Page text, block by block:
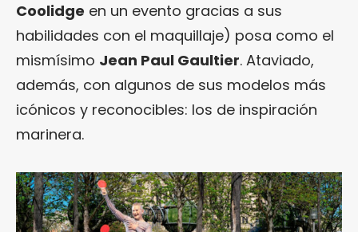
Coolidge en un evento gracias a sus
habilidades con el maquillaje) posa como el
mismísimo Jean Paul Gaultier. Ataviado,
además, con algunos de sus modelos más
icónicos y reconocibles: los de inspiración
marinera.